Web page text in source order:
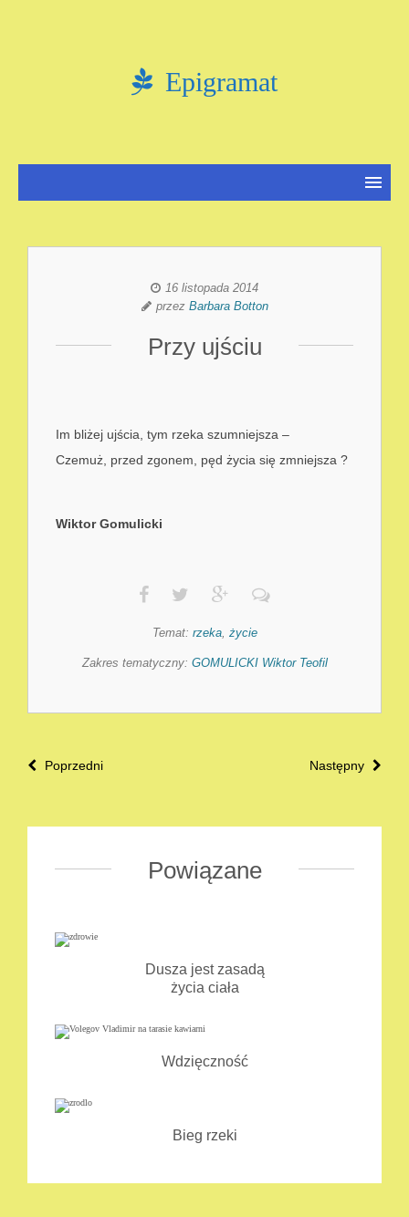
Epigramat
16 listopada 2014
przez Barbara Botton
Przy ujściu
Im bliżej ujścia, tym rzeka szumniejsza –
Czemuż, przed zgonem, pęd życia się zmniejsza ?
Wiktor Gomulicki
Temat: rzeka, życie
Zakres tematyczny: GOMULICKI Wiktor Teofil
Następny
Poprzedni
Powiązane
Dusza jest zasadą
życia ciała
Wdzięczność
Bieg rzeki